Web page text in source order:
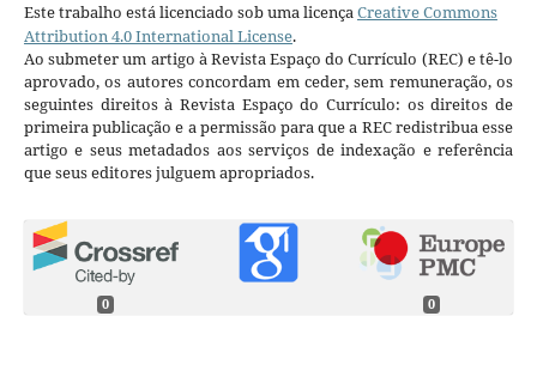
Este trabalho está licenciado sob uma licençaCreative Commons
Attribution 4.0 International License.
Ao submeter um artigo à Revista Espaço do Currículo (REC) e tê-lo
aprovado, os autores concordam em ceder, sem remuneração, os
seguintes direitos à Revista Espaço do Currículo: os direitos de
primeira publicação e a permissão para que a REC redistribua esse
artigo e seus metadados aos serviços de indexação e referência
que seus editores julguem apropriados.
0 0